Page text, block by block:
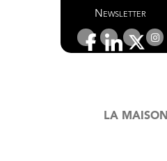
Newsletter
LA MAISON